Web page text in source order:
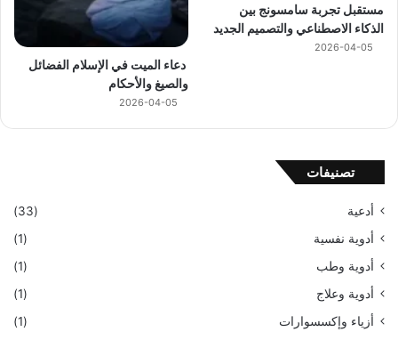
مستقبل تجربة سامسونج بين
الذكاء الاصطناعي والتصميم الجديد
2026-04-05
دعاء الميت في الإسلام الفضائل
والصيغ والأحكام
2026-04-05
تصنيفات
أدعية
(33)
أدوية نفسية
(1)
أدوية وطب
(1)
أدوية وعلاج
(1)
أزياء وإكسسوارات
(1)